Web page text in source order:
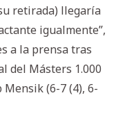
retirada) llegaría
igualmente”,
a la prensa tras
del Másters 1.000
Mensik (6-7 (4), 6-